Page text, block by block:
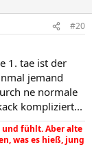
#20
1. tae ist der
jemand
ne normale
kompliziert...
und fühlt. Aber alte
was es hieß, jung